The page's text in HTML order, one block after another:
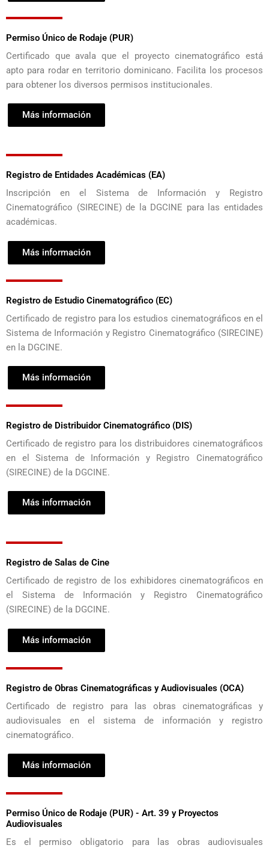
Permiso Único de Rodaje (PUR)
Certificado que avala que el proyecto cinematográfico está
apto para rodar en territorio dominicano. Facilita los procesos
para obtener los diversos permisos institucionales.
Más información
Registro de Entidades Académicas (EA)
Inscripción en el Sistema de Información y Registro
Cinematográfico (SIRECINE) de la DGCINE para las entidades
académicas.
Más información
Registro de Estudio Cinematográfico (EC)
Certificado de registro para los estudios cinematográficos en el
Sistema de Información y Registro Cinematográfico (SIRECINE)
en la DGCINE.
Más información
Registro de Distribuidor Cinematográfico (DIS)
Certificado de registro para los distribuidores cinematográficos
en el Sistema de Información y Registro Cinematográfico
(SIRECINE) de la DGCINE.
Más información
Registro de Salas de Cine
Certificado de registro de los exhibidores cinematográficos en
el Sistema de Información y Registro Cinematográfico
(SIRECINE) de la DGCINE.
Más información
Registro de Obras Cinematográficas y Audiovisuales (OCA)
Certificado de registro para las obras cinematográficas y
audiovisuales en el sistema de información y registro
cinematográfico.
Más información
Permiso Único de Rodaje (PUR) - Art. 39 y Proyectos
Audiovisuales
Es el permiso obligatorio para las obras audiovisuales